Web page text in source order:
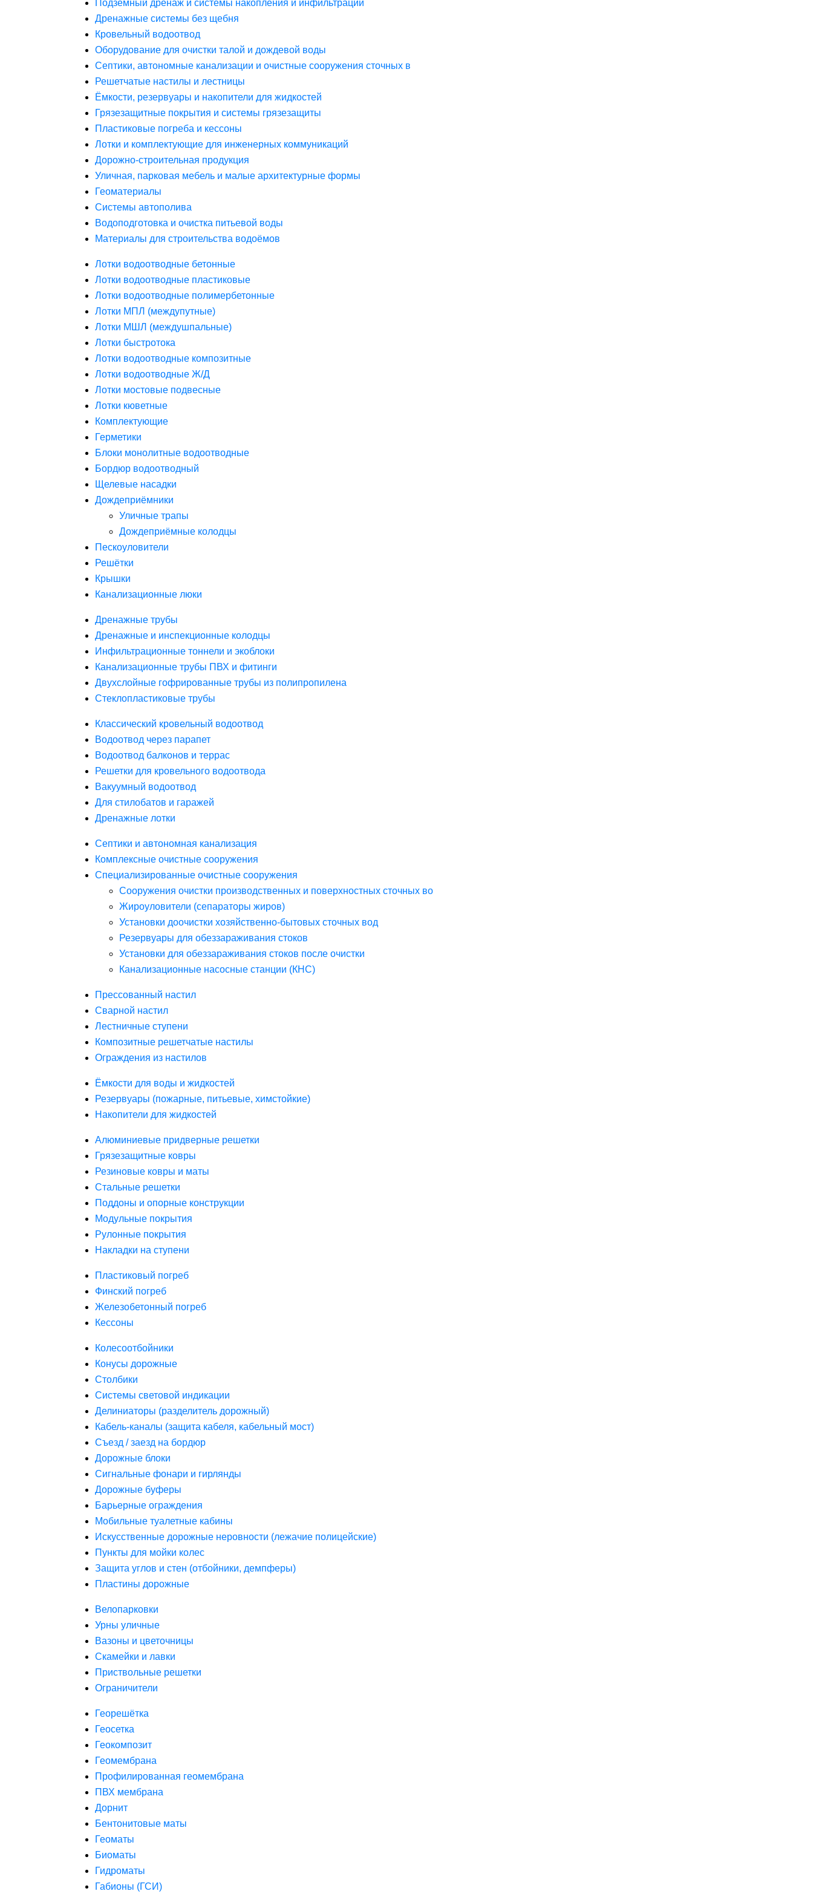
Подземный дренаж и системы накопления и инфильтрации
Дренажные системы без щебня
Кровельный водоотвод
Оборудование для очистки талой и дождевой воды
Септики, автономные канализации и очистные сооружения сточных в
Решетчатые настилы и лестницы
Ёмкости, резервуары и накопители для жидкостей
Грязезащитные покрытия и системы грязезащиты
Пластиковые погреба и кессоны
Лотки и комплектующие для инженерных коммуникаций
Дорожно-строительная продукция
Уличная, парковая мебель и малые архитектурные формы
Геоматериалы
Системы автополива
Водоподготовка и очистка питьевой воды
Материалы для строительства водоёмов
Лотки водоотводные бетонные
Лотки водоотводные пластиковые
Лотки водоотводные полимербетонные
Лотки МПЛ (междупутные)
Лотки МШЛ (междушпальные)
Лотки быстротока
Лотки водоотводные композитные
Лотки водоотводные Ж/Д
Лотки мостовые подвесные
Лотки кюветные
Комплектующие
Герметики
Блоки монолитные водоотводные
Бордюр водоотводный
Щелевые насадки
Дождеприёмники
Уличные трапы
Дождеприёмные колодцы
Пескоуловители
Решётки
Крышки
Канализационные люки
Дренажные трубы
Дренажные и инспекционные колодцы
Инфильтрационные тоннели и экоблоки
Канализационные трубы ПВХ и фитинги
Двухслойные гофрированные трубы из полипропилена
Стеклопластиковые трубы
Классический кровельный водоотвод
Водоотвод через парапет
Водоотвод балконов и террас
Решетки для кровельного водоотвода
Вакуумный водоотвод
Для стилобатов и гаражей
Дренажные лотки
Септики и автономная канализация
Комплексные очистные сооружения
Специализированные очистные сооружения
Сооружения очистки производственных и поверхностных сточных во
Жироуловители (сепараторы жиров)
Установки доочистки хозяйственно-бытовых сточных вод
Резервуары для обеззараживания стоков
Установки для обеззараживания стоков после очистки
Канализационные насосные станции (КНС)
Прессованный настил
Сварной настил
Лестничные ступени
Композитные решетчатые настилы
Ограждения из настилов
Ёмкости для воды и жидкостей
Резервуары (пожарные, питьевые, химстойкие)
Накопители для жидкостей
Алюминиевые придверные решетки
Грязезащитные ковры
Резиновые ковры и маты
Стальные решетки
Поддоны и опорные конструкции
Модульные покрытия
Рулонные покрытия
Накладки на ступени
Пластиковый погреб
Финский погреб
Железобетонный погреб
Кессоны
Колесоотбойники
Конусы дорожные
Столбики
Системы световой индикации
Делиниаторы (разделитель дорожный)
Кабель-каналы (защита кабеля, кабельный мост)
Съезд / заезд на бордюр
Дорожные блоки
Сигнальные фонари и гирлянды
Дорожные буферы
Барьерные ограждения
Мобильные туалетные кабины
Искусственные дорожные неровности (лежачие полицейские)
Пункты для мойки колес
Защита углов и стен (отбойники, демпферы)
Пластины дорожные
Велопарковки
Урны уличные
Вазоны и цветочницы
Скамейки и лавки
Приствольные решетки
Ограничители
Георешётка
Геосетка
Геокомпозит
Геомембрана
Профилированная геомембрана
ПВХ мембрана
Дорнит
Бентонитовые маты
Геоматы
Биоматы
Гидроматы
Габионы (ГСИ)